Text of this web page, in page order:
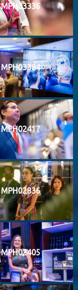
MPH03336
MPH03384
MPH02417
MPH02836
MPH02405